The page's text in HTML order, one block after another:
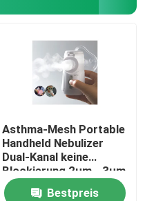
Asthma-Mesh Portable
Handheld Nebulizer
Dual-Kanal keine
Blockierung 2μm - 3μm
Bestpreis